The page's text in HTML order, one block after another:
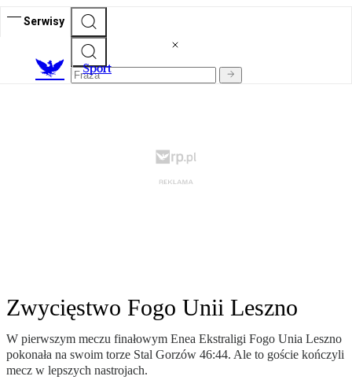
Serwisy
Sport
Zwycięstwo Fogo Unii Leszno
W pierwszym meczu finałowym Enea Ekstraligi Fogo Unia Leszno
pokonała na swoim torze Stal Gorzów 46:44. Ale to goście kończyli
mecz w lepszych nastrojach.